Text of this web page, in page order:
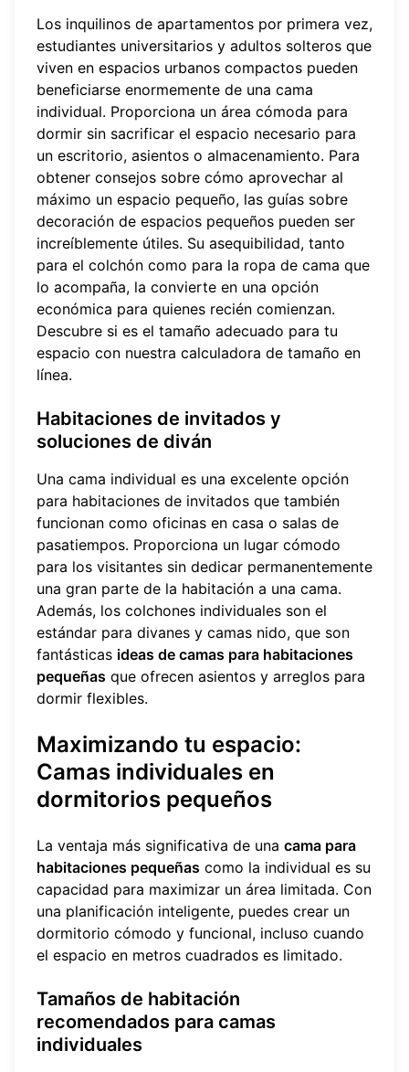
Los inquilinos de apartamentos por primera vez,
estudiantes universitarios y adultos solteros que
viven en espacios urbanos compactos pueden
beneficiarse enormemente de una cama
individual. Proporciona un área cómoda para
dormir sin sacrificar el espacio necesario para
un escritorio, asientos o almacenamiento. Para
obtener consejos sobre cómo aprovechar al
máximo un espacio pequeño, las guías sobre
decoración de espacios pequeños pueden ser
increíblemente útiles. Su asequibilidad, tanto
para el colchón como para la ropa de cama que
lo acompaña, la convierte en una opción
económica para quienes recién comienzan.
Descubre si es el tamaño adecuado para tu
espacio con nuestra calculadora de tamaño en
línea.
Habitaciones de invitados y
soluciones de diván
Una cama individual es una excelente opción
para habitaciones de invitados que también
funcionan como oficinas en casa o salas de
pasatiempos. Proporciona un lugar cómodo
para los visitantes sin dedicar permanentemente
una gran parte de la habitación a una cama.
Además, los colchones individuales son el
estándar para divanes y camas nido, que son
fantásticas ideas de camas para habitaciones
pequeñas que ofrecen asientos y arreglos para
dormir flexibles.
Maximizando tu espacio:
Camas individuales en
dormitorios pequeños
La ventaja más significativa de una cama para
habitaciones pequeñas como la individual es su
capacidad para maximizar un área limitada. Con
una planificación inteligente, puedes crear un
dormitorio cómodo y funcional, incluso cuando
el espacio en metros cuadrados es limitado.
Tamaños de habitación
recomendados para camas
individuales